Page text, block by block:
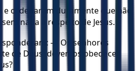
e ordenaram duramente que não
nada a respeito de Jesus.
— Os senhores
de Deus: devemos obedecer